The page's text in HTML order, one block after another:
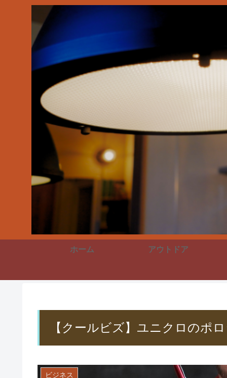
ホーム アウトドア
【クールビズ】ユニクロのポ
ビジネス